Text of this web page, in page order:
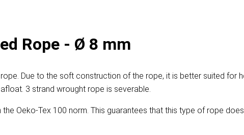
Rope - Ø 8 mm
Due to the soft construction of the rope, it is better suited for
3 strand wrought rope is severable.
Oeko-Tex 100 norm. This guarantees that this type of rope